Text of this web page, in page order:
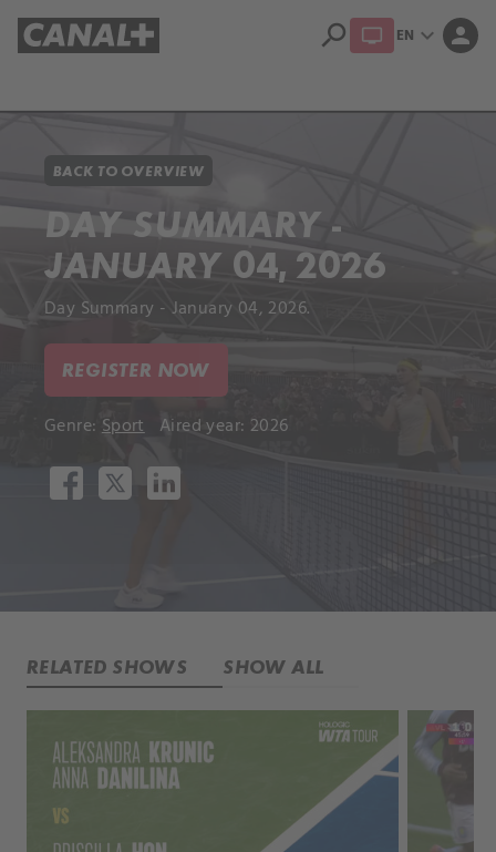
search EN expand_more person
BACK TO OVERVIEW
DAY SUMMARY -
JANUARY 04, 2026
Day Summary - January 04, 2026.
REGISTER NOW
Genre: Sport Aired year: 2026
RELATED SHOWS SHOW ALL